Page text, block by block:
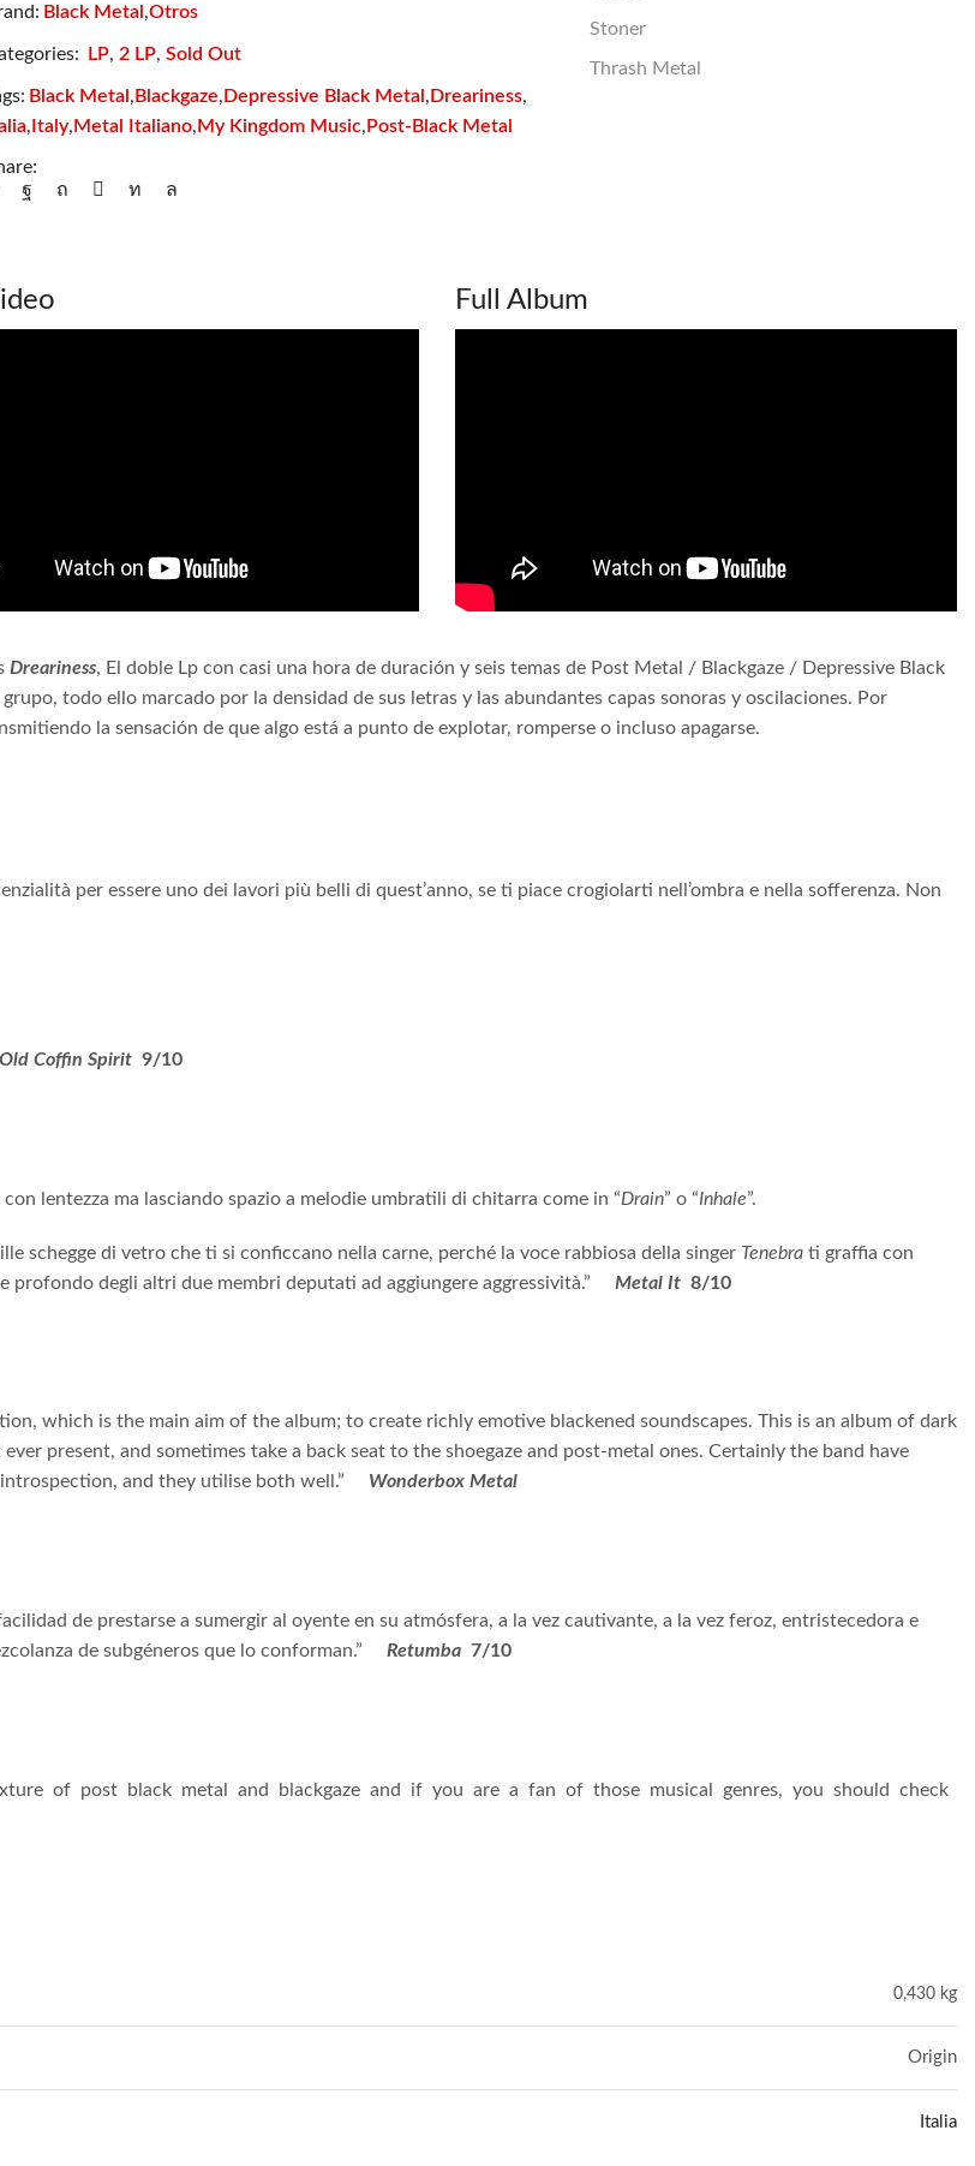
Black Metal ,Otros
LP, 2 LP, Sold Out
Black Metal , Blackgaze, Depressive Black Metal , Dreariness,
, Italy, Metal Italiano, My Kingdom Music, Post-Black Metal
Stoner
Thrash Metal
Full Album
Dreariness, El doble Lp con casi una hora de duración y seis temas de Post Metal / Blackgaze / Depressive Black
todo ello marcado por la densidad de sus letras y las abundantes capas sonoras y oscilaciones. Por
la sensación de que algo está a punto de explotar, romperse o incluso apagarse.
per essere uno dei lavori più belli di quest’anno, se ti piace crogiolarti nell’ombra e nella sofferenza. Non
Coffin Spirit 9/10
lentezza ma lasciando spazio a melodie umbratili di chitarra come in “Drain” o “Inhale”.
schegge di vetro che ti si conficcano nella carne, perché la voce rabbiosa della singer Tenebra ti graffia con
degli altri due membri deputati ad aggiungere aggressività.”
Metal It 8/10
which is the main aim of the album; to create richly emotive blackened soundscapes. This is an album of dark
present, and sometimes take a back seat to the shoegaze and post-metal ones. Certainly the band have
and they utilise both well.”
Wonderbox Metal
de prestarse a sumergir al oyente en su atmósfera, a la vez cautivante, a la vez feroz, entristecedora e
de subgéneros que lo conforman.”
Retumba 7/10
of post black metal and blackgaze and if you are a fan of those musical genres, you should
check
0,430 kg
Origin
Italia